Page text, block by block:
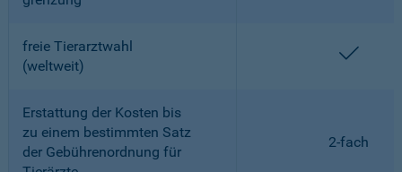
freie Tierarztwahl
(weltweit)
Erstattung der Kosten bis
zu einem bestimmten Satz
der Gebührenordnung für
2-fach